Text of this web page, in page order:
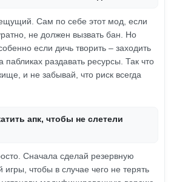
Сам по себе этот мод, если
не должен вызвать бан. Но
если дичь творить – заходить
пабликах раздавать ресурсы. Так что
и не забывай, что риск всегда
апк, чтобы не слетели
Сначала сделай резервную
чтобы в случае чего не терять